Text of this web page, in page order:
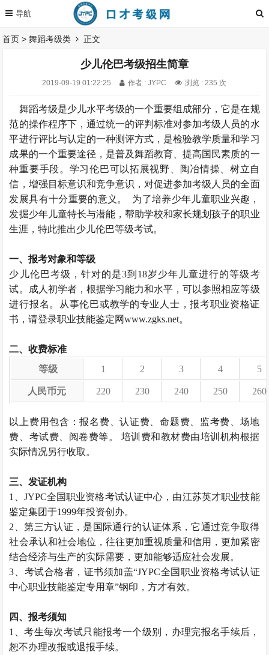
首页 >舞蹈考级类 正文
少儿伦巴考级招生简章
2019-09-19 01:22:25 作者 : JYPC 浏览 : 235 次
舞蹈考级是少儿水平考级的一个重要组成部分，它是在规
范的操作程序下，通过统一的评判标准对参加考级人员的水
平进行评比与认定的一种测评方式，是检验教学质量和学习
成果的一个重要途径，是普及舞蹈教育、提高国民素质的一
种重要手段。学习伦巴可以拓展视野、陶冶情操、树立自
信，增强目标意识和竞争意识，对促进参加考级人员的全面
发展具有十分重要的意义。 为了培养少年儿童职业兴趣，
发掘少年儿童特长与潜能，帮助学校和家长规划孩子的职业
生涯，特此推出少儿伦巴等级考试。
一、报考对象和等级
少儿伦巴考级，针对的是3到18岁少年儿童进行的等级考
试。成人初学者，根据学习能力和水平，可以参照相应等级
进行报名。从事伦巴或教学的专业人士，报考职业资格证
书，请登录职业技能鉴定网www.zgks.net。
二、收费标准
等级
1 2 3 4 5
人民币元 220 230 240 250 260
以上费用包含：报名费、认证费、命题费、监考费、场地
费、考试费、阅卷费等。 培训费和教材费由培训机构根据
实际情况另行收取。
三、发证机构
1、JYPC全国职业资格考试认证中心，由江苏英才职业技能
鉴定集团于1999年投资创办。
2、第三方认证，是国际通行的认证体系，它通过竞争取得
社会承认和社会地位，往往更加重视质量和信用，更加紧密
结合经济与生产的实际需要，更加能够适应社会发展。
3、考试合格者，证书须加盖“JYPC全国职业资格考试认证
中心职业技能鉴定专用章”钢印，方才有效。
四、报考须知
1、考生每次考试只能报考一个级别，办理完报名手续后，
恕不办理改报或退报手续。